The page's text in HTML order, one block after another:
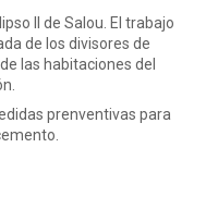
II de Salou. El trabajo
de los divisores de
las habitaciones del
prenventivas para